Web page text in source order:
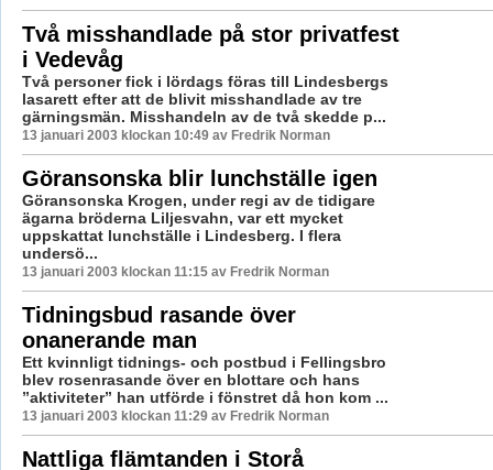
Två misshandlade på stor privatfest
i Vedevåg
Två personer fick i lördags föras till Lindesbergs
lasarett efter att de blivit misshandlade av tre
gärningsmän. Misshandeln av de två skedde p...
13 januari 2003 klockan 10:49 av Fredrik Norman
Göransonska blir lunchställe igen
Göransonska Krogen, under regi av de tidigare
ägarna bröderna Liljesvahn, var ett mycket
uppskattat lunchställe i Lindesberg. I flera
undersö...
13 januari 2003 klockan 11:15 av Fredrik Norman
Tidningsbud rasande över
onanerande man
Ett kvinnligt tidnings- och postbud i Fellingsbro
blev rosenrasande över en blottare och hans
”aktiviteter” han utförde i fönstret då hon kom ...
13 januari 2003 klockan 11:29 av Fredrik Norman
Nattliga flämtanden i Storå